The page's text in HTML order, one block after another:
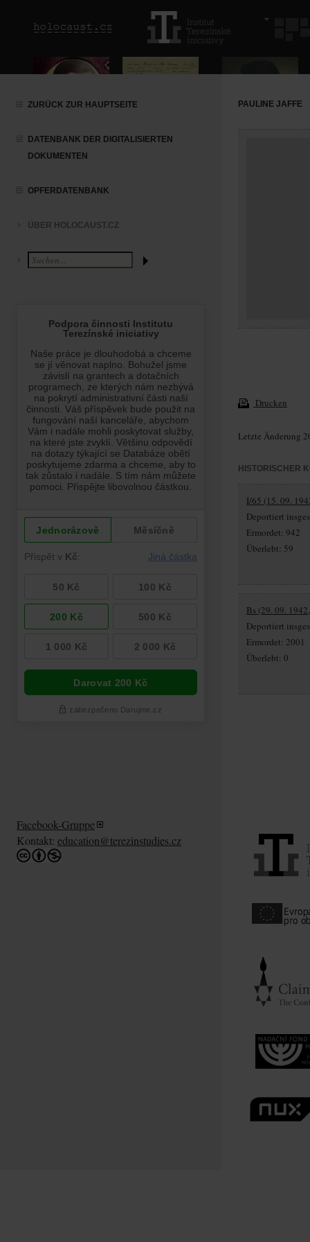
ZURÜCK ZUR HAUPTSEITE
DATENBANK DER DIGITALISIERTEN
DOKUMENTEN
OPFERDATENBANK
ÜBER HOLOCAUST.CZ
PAULINE JAFFE
Drucken
Letzte Änderung
HISTORISCHER
I/65 (15. 09.
Deportiert
Ermordet: 942
Überlebt: 59
Bs (29. 09.
Deportiert
Ermordet: 2001
Überlebt: 0
Facebook-Gruppe
Kontakt: education@terezinstudies.cz